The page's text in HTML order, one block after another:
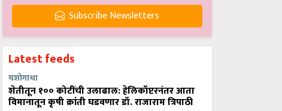
Subscribe Newsletters
Latest feeds
यशोगाथा
शेतीतून १०० कोटींची उलाढाल: हेलिकॉप्टरनंतर आता
विमानातून कृषी क्रांती घडवणार डॉ. राजाराम त्रिपाठी